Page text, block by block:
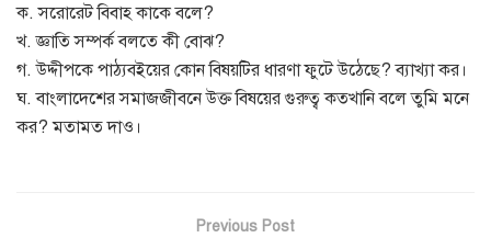
ক. সরোরেট বিবাহ কাকে বলে?
খ. জ্ঞাতি সম্পর্ক বলতে কী বোঝ?
গ. উদ্দীপকে পাঠ্যবইয়ের কোন বিষয়টির ধারণা ফুটে উঠেছে? ব্যাখ্যা কর।
ঘ. বাংলাদেশের সমাজজীবনে উক্ত বিষয়ের গুরুত্ব কতখানি বলে তুমি মনে
কর? মতামত দাও।
Previous Post